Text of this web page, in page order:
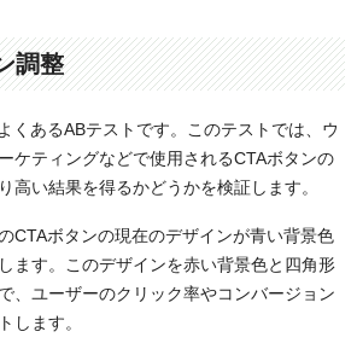
調整
くあるABテストです。このテストでは、ウ
ケティングなどで使用されるCTAボタンの
高い結果を得るかどうかを検証します。
CTAボタンの現在のデザインが青い背景色
ます。このデザインを赤い背景色と四角形
、ユーザーのクリック率やコンバージョン
します。